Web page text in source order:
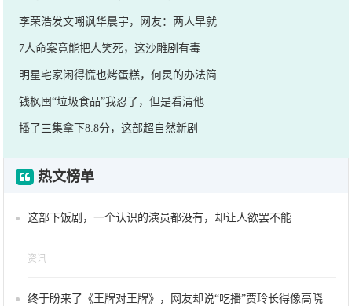
李荣浩发文嘲讽华晨宇，网友：两人早就
7人命案竟能把人笑死，这沙雕剧有毒
明星宅家闲得慌也烤蛋糕，何炅的办法简
钱枫囤“垃圾食品”我忍了，但是看清他
播了三集拿下8.8分，这部超自然新剧
热文榜单
这部下饭剧，一个认识的演员都没有，却让人欲罢不能
资讯
终于盼来了《王牌对王牌》，网友却说“吃播”贾玲长得像高晓